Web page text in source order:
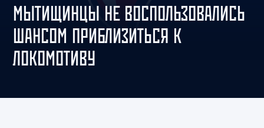
МЫТИЩИНЦЫ НЕ ВОСПОЛЬЗОВАЛИСЬ
ШАНСОМ ПРИБЛИЗИТЬСЯ К
ЛОКОМОТИВУ